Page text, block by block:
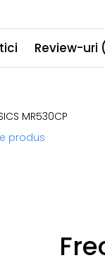
Review-uri
MR530CP
produs